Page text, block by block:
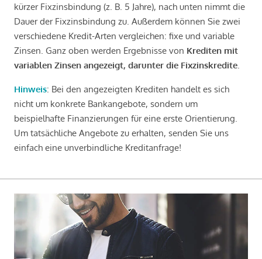
kürzer Fixzinsbindung (z. B. 5 Jahre), nach unten nimmt die
Dauer der Fixzinsbindung zu. Außerdem können Sie zwei
verschiedene Kredit-Arten vergleichen: fixe und variable
Zinsen. Ganz oben werden Ergebnisse von Krediten mit
variablen Zinsen angezeigt, darunter die Fixzinskredite
Hinweis: Bei den angezeigten Krediten handelt es sich
nicht um konkrete Bankangebote, sondern um
beispielhafte Finanzierungen für eine erste Orientierung.
Um tatsächliche Angebote zu erhalten, senden Sie uns
einfach eine unverbindliche Kreditanfrage!